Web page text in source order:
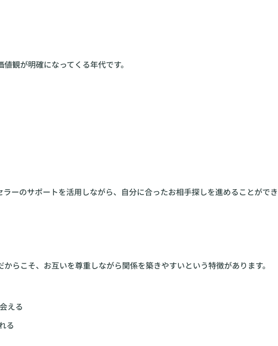
観が明確になってくる年代です。
ーのサポートを活用しながら、自分に合ったお相手探しを進めることがで
らこそ、お互いを尊重しながら関係を築きやすいという特徴があります。
える
る